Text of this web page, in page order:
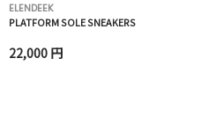
ELENDEEK
PLATFORM SOLE SNEAKERS
22,000 円